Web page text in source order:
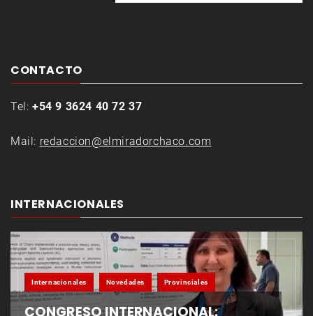
CONTACTO
Tel: +54 9 3624 40 72 37
Mail: redaccion@elmiradorchaco.com
INTERNACIONALES
Internacionales Novedades Provinciales
CONGRESO INTERNACIONAL: